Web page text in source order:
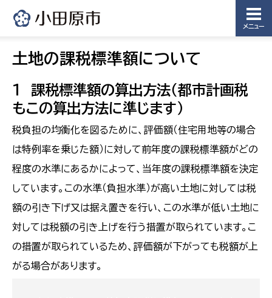
メニュー
土地の課税標準額について
１ 課税標準額の算出方法（都市計画税
もこの算出方法に準じます）
税負担の均衡化を図るために、評価額（住宅用地等の場合
は特例率を乗じた額）に対して前年度の課税標準額がどの
程度の水準にあるかによって、当年度の課税標準額を決定
しています。この水準（負担水準）が高い土地に対しては税
額の引き下げ又は据え置きを行い、この水準が低い土地に
対しては税額の引き上げを行う措置が取られています。こ
の措置が取られているため、評価額が下がっても税額が上
がる場合があります。